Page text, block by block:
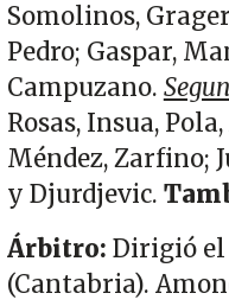
Somolinos,
Pedro; Gaspar,
Campuzano.
Rosas, Insua,
Méndez, Zarfino;
y Djurdjevic.
Árbitro: Dirigió
(Cantabria).